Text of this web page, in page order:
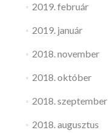
2019. február
2019. január
2018. november
2018. október
2018. szeptember
2018. augusztus